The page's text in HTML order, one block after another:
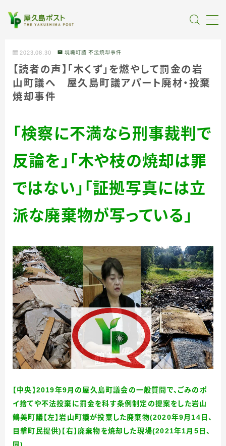
全記事カテゴリー
私たちについて
受賞・報道
情報提供
2023.08.30 現職町議 不法焼却事件
【読者の声】「木くず」を燃やして罰金の岩
山町議へ 屋久島町議アパート廃材・投棄
焼却事件
「検察に不満なら刑事裁判で
反論を」「木や枝の焼却は罪
ではない」「証拠写真には立
派な廃棄物が写っている」
【中央】2019年9月の屋久島町議会の一般質問で、ごみのポ
イ捨てや不法投棄に罰金を科す条例制定の提案をした岩山
鶴美町議【左】岩山町議が投棄した廃棄物(2020年9月14日、
目撃町民提供)【右】廃棄物を焼却した現場(2021年1月5日、
同)